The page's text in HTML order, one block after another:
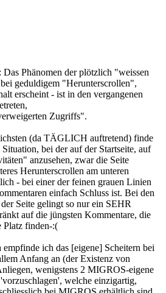
Phänomen der plötzlich "weissen
geduldigem "Herunterscrollen",
erscheint - ist in den vergangenen
Zugriffs".
(da TÄGLICH auftretend) finde
bei der auf der Startseite, auf
anzusehen, zwar die Seite
Herunterscrollen am unteren
- bei einer der feinen grauen Linien
einfach Schluss ist. Bei den
Seite gelingt so nur ein SEHR
auf die jüngsten Kommentare, die
Platz finden-:(
empfinde ich das [eigene] Scheitern bei
Anfang an (der Existenz von
wenigstens 2 MIGROS-eigene
welche einzigartig,